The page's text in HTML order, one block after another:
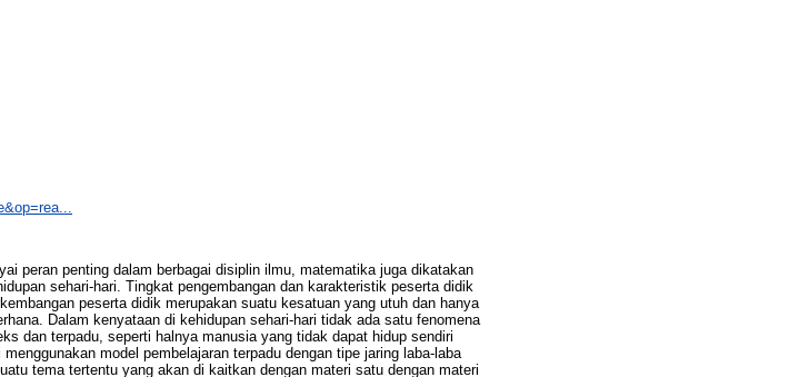
peran penting dalam berbagai disiplin ilmu, matematika juga dikatakan
sehari-hari. Tingkat pengembangan dan karakteristik peserta didik
peserta didik merupakan suatu kesatuan yang utuh dan hanya
Dalam kenyataan di kehidupan sehari-hari tidak ada satu fenomena
dan terpadu, seperti halnya manusia yang tidak dapat hidup sendiri
model pembelajaran terpadu dengan tipe jaring laba-laba
tema tertentu yang akan di kaitkan dengan materi satu dengan materi